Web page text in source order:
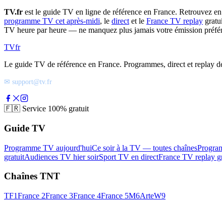
TV.fr est le guide TV en ligne de référence en France. Retrouvez
programme TV cet après-midi, le direct et le France TV replay
TV heure par heure — ne manquez plus jamais votre émission
TVfr
Le guide TV de référence en France. Programmes, direct et replay
✉ support@tv.fr
🇫🇷 Service 100% gratuit
Guide TV
Programme TV aujourd'huiCe soir à la TV — toutes chaînes
gratuitAudiences TV hier soirSport TV en directFrance TV replay
Chaînes TNT
TF1France 2France 3France 4France 5M6ArteW9